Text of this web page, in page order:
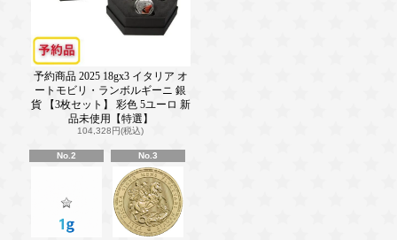
予約商品 2025 18gx3 イタリア オ
ートモビリ・ランボルギーニ 銀
貨 【3枚セット】 彩色 5ユーロ 新
品未使用【特選】
104,328円(税込)
No.2 No.3